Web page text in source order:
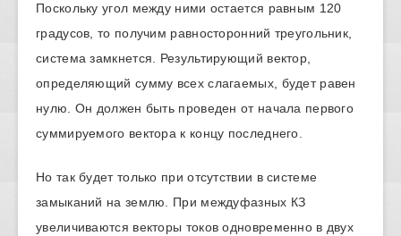
Поскольку угол между ними остается равным 120
градусов, то получим равносторонний треугольник,
система замкнется. Результирующий вектор,
определяющий сумму всех слагаемых, будет равен
нулю. Он должен быть проведен от начала первого
суммируемого вектора к концу последнего.
Но так будет только при отсутствии в системе
замыканий на землю. При междуфазных КЗ
увеличиваются векторы токов одновременно в двух